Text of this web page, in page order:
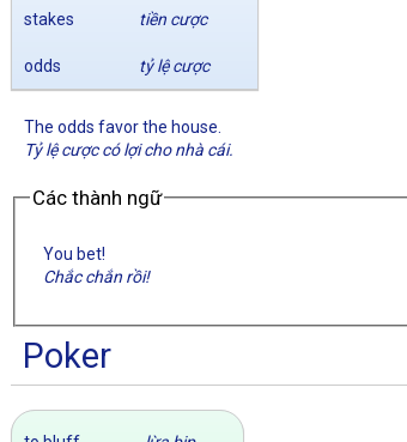
stakes tiền cược
odds tỷ lệ cược
The odds favor the house.
Tỷ lệ cược có lợi cho nhà cái.
Các thành ngữ
You bet!
Chắc chắn rồi!
Poker